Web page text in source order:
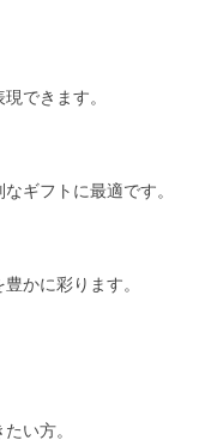
できます。
ギフトに最適です。
かに彩ります。
い方。